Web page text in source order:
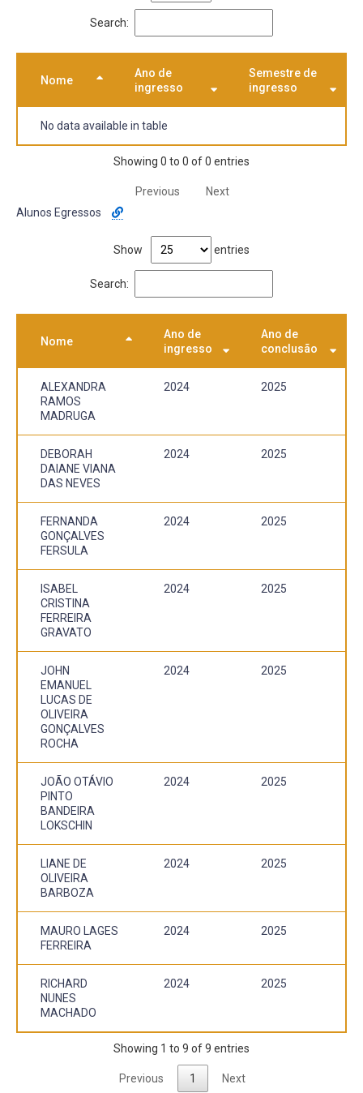
Search:
Nome
Ano de
ingresso
Semestre de
ingresso
No data available in table
Showing 0 to 0 of 0 entries
Previous
Next
Alunos Egressos
Show entries
Search:
Nome
Ano de
ingresso
Ano de
conclusão
ALEXANDRA
RAMOS
MADRUGA
2024 2025
DEBORAH
DAIANE VIANA
DAS NEVES
2024 2025
FERNANDA
GONÇALVES
FERSULA
2024 2025
ISABEL
CRISTINA
FERREIRA
GRAVATO
2024 2025
JOHN
EMANUEL
LUCAS DE
OLIVEIRA
GONÇALVES
ROCHA
2024 2025
JOÃO OTÁVIO
PINTO
BANDEIRA
LOKSCHIN
2024 2025
LIANE DE
OLIVEIRA
BARBOZA
2024 2025
MAURO LAGES
FERREIRA
2024 2025
RICHARD
NUNES
MACHADO
2024 2025
Showing 1 to 9 of 9 entries
Previous 1 Next